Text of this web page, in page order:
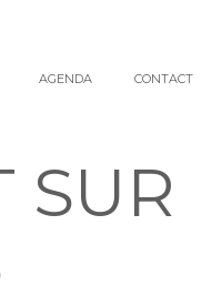
AGENDA CONTACT
SUR